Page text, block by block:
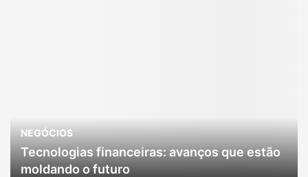
NEGÓCIOS
Tecnologias financeiras: avanços que estão
moldando o futuro